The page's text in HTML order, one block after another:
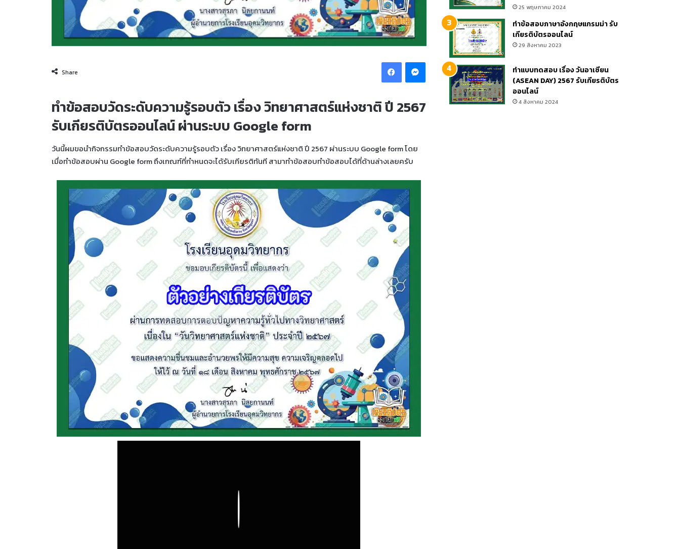
Share
FacebookMessenger
ทำข้อสอบวัดระดับความรู้รอบตัว เรื่อง วิทยาศาสตร์แห่งชาติ ปี 2567
รับเกียรติบัตรออนไลน์ ผ่านระบบ Google form
วันนี้ผมขอนำกิจกรรมทำข้อสอบวัดระดับความรู้รอบตัว เรื่อง วิทยาศาสตร์แห่งชาติ ปี 2567 ผ่านระบบ Google form โดย
เมื่อทำข้อสอบผ่าน Google form ถึงเกณฑ์ที่กำหนดจะได้รับเกียรติทันที สามาทำข้อสอบทำข้อสอบได้ที่ด้านล่างเลยครับ
25 พฤษภาคม 2024
ทำข้อสอบภาษาอังกฤษแกรมม่า รับ
เกียรติบัตรออนไลน์
29 สิงหาคม 2023
ทำแบบทดสอบ เรื่อง วันอาเซียน
(ASEAN DAY) 2567 รับเกียรติบัตร
ออนไลน์
4 สิงหาคม 2024